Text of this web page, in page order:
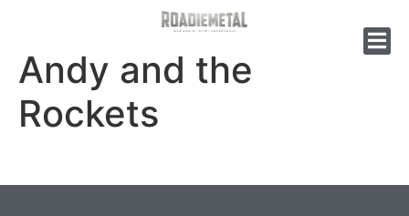
Andy and the
Rockets